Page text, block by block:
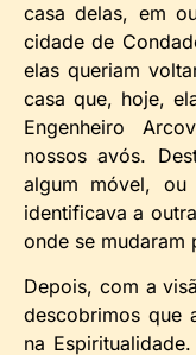
casa delas, em
cidade de
elas queriam
casa que, hoje,
Engenheiro
nossos avós.
algum móvel,
identificava a
onde se mudaram
Depois, com a
descobrimos que
na